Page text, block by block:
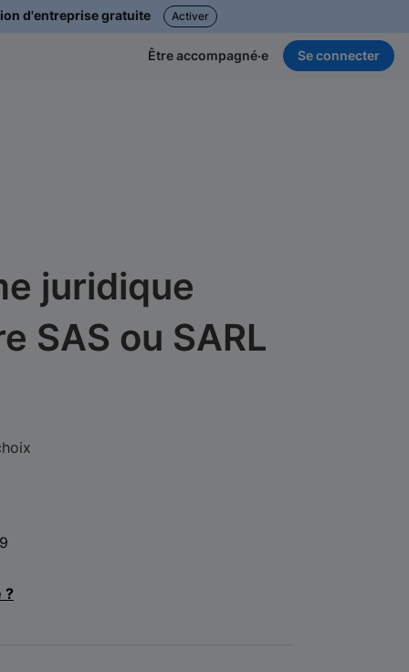
d'entreprise gratuite Activer
Être accompagné·e Se connecter
juridique
SAS ou SARL
?